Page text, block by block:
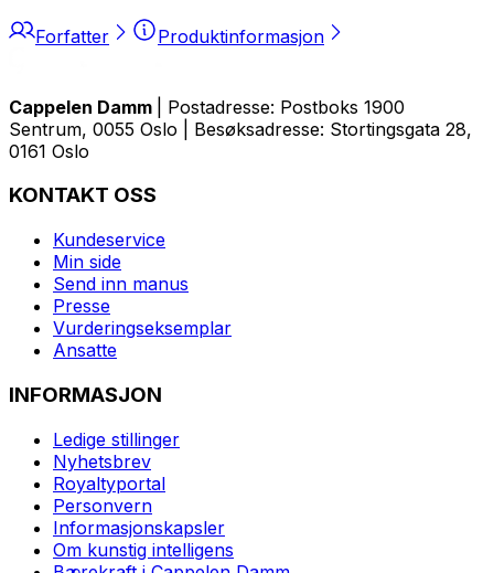
Forfatter Produktinformasjon
Cappelen Damm
| Postadresse: Postboks 1900
Sentrum, 0055 Oslo | Besøksadresse: Stortingsgata 28,
0161 Oslo
KONTAKT OSS
Kundeservice
Min side
Send inn manus
Presse
Vurderingseksemplar
Ansatte
INFORMASJON
Ledige stillinger
Nyhetsbrev
Royaltyportal
Personvern
Informasjonskapsler
Om kunstig intelligens